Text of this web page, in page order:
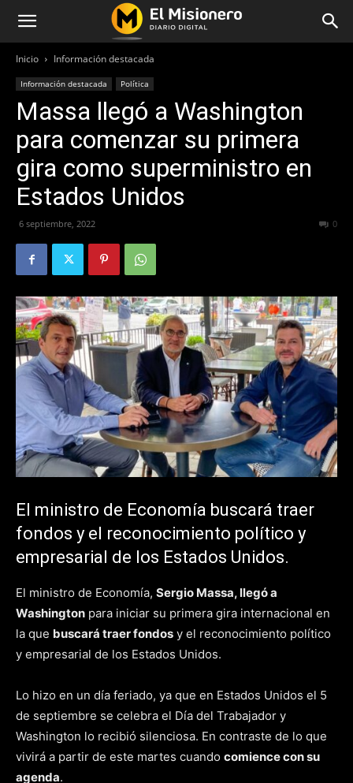
Inicio Información destacada
Información destacada Política
Massa llegó a Washington
para comenzar su primera
gira como superministro en
Estados Unidos
6 septiembre, 2022 0
El ministro de Economía buscará traer
fondos y el reconocimiento político y
empresarial de los Estados Unidos.
El ministro de Economía, Sergio Massa, llegó a
Washington para iniciar su primera gira internacional en
la que buscará traer fondos y el reconocimiento político
y empresarial de los Estados Unidos.
Lo hizo en un día feriado, ya que en Estados Unidos el 5
de septiembre se celebra el Día del Trabajador y
Washington lo recibió silenciosa. En contraste de lo que
vivirá a partir de este martes cuando comience con su
agenda.